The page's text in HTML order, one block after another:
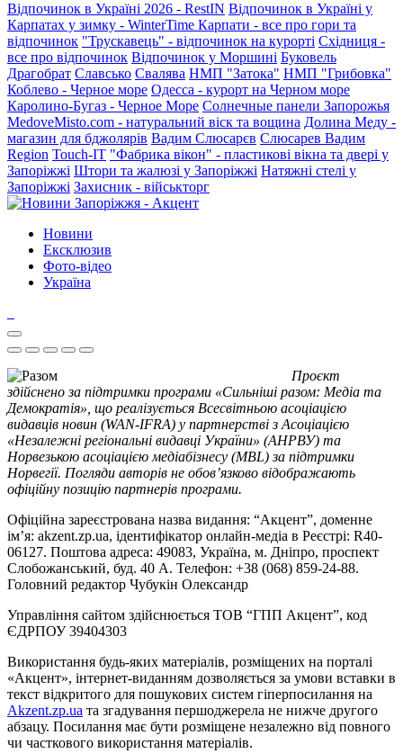
Відпочинок в Україні 2026 - RestIN Відпочинок в Україні у
Карпатах у зимку - WinterTime Карпати - все про гори та
відпочинок "Трускавець" - відпочинок на курорті Східниця -
все про відпочинок Відпочинок у Моршині Буковель
Драгобрат Славсько Свалява НМП "Затока" НМП "Грибовка"
Коблево - Черное море Одесса - курорт на Черном море
Каролино-Бугаз - Черное Море Солнечные панели Запорожья
MedoveMisto.com - натуральний віск та вощина Долина Меду -
магазин для бджолярів Вадим Слюсарєв Слюсарев Вадим
Region Touch-IT "Фабрика вікон" - пластикові вікна та двері у
Запоріжжі Штори та жалюзі у Запоріжжі Натяжні стелі у
Запоріжжі Захисник - військторг
Новини
Ексклюзив
Фото-відео
Україна
Проєкт
здійснено за підтримки програми «Сильніші разом: Медіа та
Демократія», що реалізується Всесвітньою асоціацією
видавців новин (WAN-IFRA) у партнерстві з Асоціацією
«Незалежні регіональні видавці України» (АНРВУ) та
Норвезькою асоціацією медіабізнесу (MBL) за підтримки
Норвегії. Погляди авторів не обов’язково відображають
офіційну позицію партнерів програми.
Офіційна зареєстрована назва видання: “Акцент”, доменне
ім’я: akzent.zp.ua, ідентифікатор онлайн-медіа в Реєстрі: R40-
06127. Поштова адреса: 49083, Україна, м. Дніпро, проспект
Слобожанський, буд. 40 А. Телефон: +38 (068) 859-24-88.
Головний редактор Чубукін Олександр
Управління сайтом здійснюється ТОВ “ГПП Акцент”, код
ЄДРПОУ 39404303
Використання будь-яких матеріалів, розміщених на порталі
«Акцент», інтернет-виданням дозволяється за умови вставки в
текст відкритого для пошукових систем гіперпосилання на
Akzent.zp.ua та згадування першоджерела не нижче другого
абзацу. Посилання має бути розміщене незалежно від повного
чи часткового використання матеріалів.